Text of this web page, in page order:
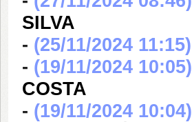
SILVA
- (25/11/2024 11:15)
- (19/11/2024 10:05)
COSTA
- (19/11/2024 10:04)